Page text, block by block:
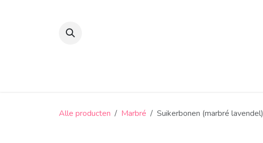
Alle producten Marbré Suikerbonen (marbré lavendel)